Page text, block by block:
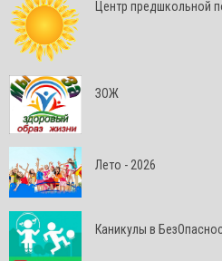
Центр предшкольной
ЗОЖ
Лето - 2026
Каникулы в